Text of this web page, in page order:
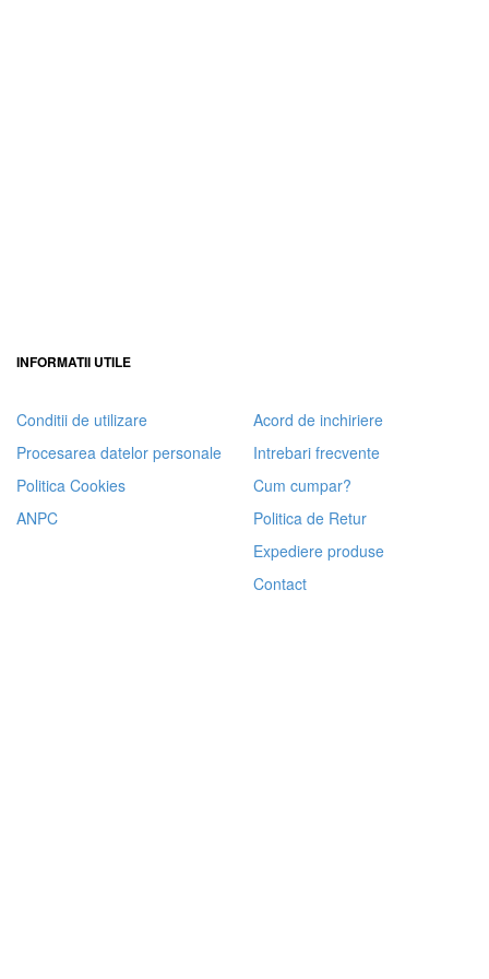
INFORMATII UTILE
Conditii de utilizare
Procesarea datelor personale
Politica Cookies
ANPC
Acord de inchiriere
Intrebari frecvente
Cum cumpar?
Politica de Retur
Expediere produse
Contact